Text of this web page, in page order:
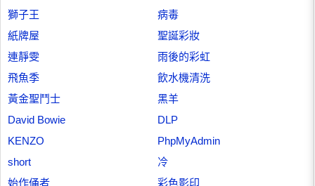
獅子王
病毒
紙牌屋
聖誕彩妝
連靜雯
雨後的彩虹
飛魚季
飲水機清洗
黃金聖鬥士
黑羊
David Bowie
DLP
KENZO
PhpMyAdmin
short
冷
始作俑者
彩色影印